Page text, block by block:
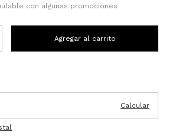
con algunas promociones
Calcular